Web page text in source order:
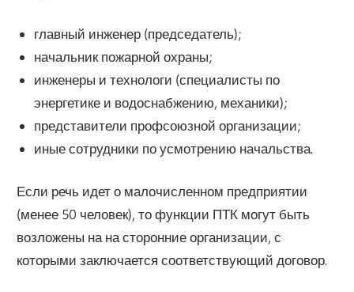
главный инженер (председатель);
начальник пожарной охраны;
инженеры и технологи (специалисты по
энергетике и водоснабжению, механики);
представители профсоюзной организации;
иные сотрудники по усмотрению начальства.
Если речь идет о малочисленном предприятии
(менее 50 человек), то функции ПТК могут быть
возложены на на сторонние организации, с
которыми заключается соответствующий договор.